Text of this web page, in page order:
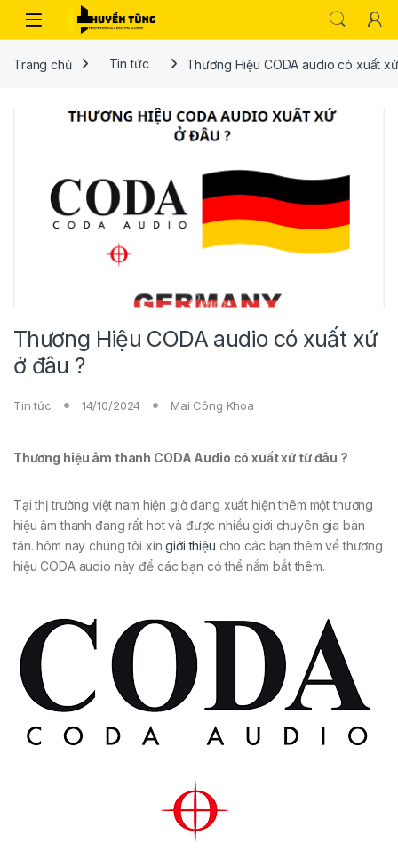
Trang chủ Tin tức Thương Hiệu CODA audio có xuất
Thương Hiệu CODA audio có xuất xứ
ở đâu ?
Tin tức 14/10/2024 Mai Công Khoa
Thương hiệu âm thanh CODA Audio có xuất xứ từ đâu ?
Tại thị trường việt nam hiện giờ đang xuất hiện thêm một thương
hiệu âm thanh đang rất hot và được nhiều giới chuyên gia bàn
tán. hôm nay chúng tôi xingiới thiệu cho các bạn thêm về thương
hiệu CODA audio này để các bạn có thể nắm bắt thêm.